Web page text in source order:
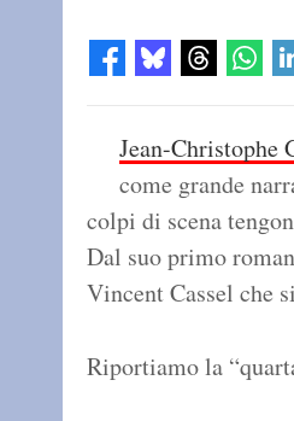
Jean-Christophe
come grande
colpi di scena
Dal suo primo
Vincent Cassel che
Riportiamo la